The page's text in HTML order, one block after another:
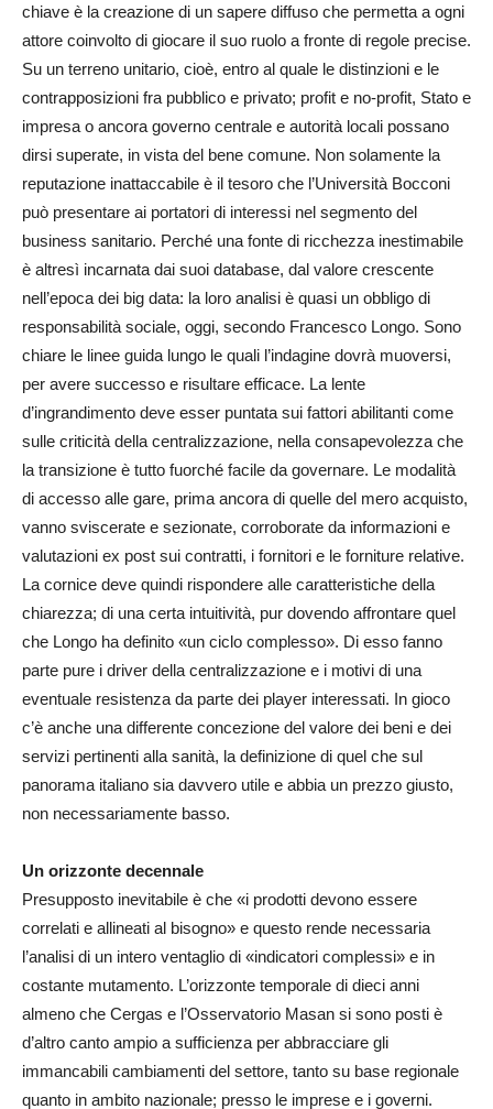
chiave è la creazione di un sapere diffuso che permetta a ogni
attore coinvolto di giocare il suo ruolo a fronte di regole precise.
Su un terreno unitario, cioè, entro al quale le distinzioni e le
contrapposizioni fra pubblico e privato; profit e no-profit, Stato e
impresa o ancora governo centrale e autorità locali possano
dirsi superate, in vista del bene comune. Non solamente la
reputazione inattaccabile è il tesoro che l’Università Bocconi
può presentare ai portatori di interessi nel segmento del
business sanitario. Perché una fonte di ricchezza inestimabile
è altresì incarnata dai suoi database, dal valore crescente
nell’epoca dei big data: la loro analisi è quasi un obbligo di
responsabilità sociale, oggi, secondo Francesco Longo. Sono
chiare le linee guida lungo le quali l’indagine dovrà muoversi,
per avere successo e risultare efficace. La lente
d’ingrandimento deve esser puntata sui fattori abilitanti come
sulle criticità della centralizzazione, nella consapevolezza che
la transizione è tutto fuorché facile da governare. Le modalità
di accesso alle gare, prima ancora di quelle del mero acquisto,
vanno sviscerate e sezionate, corroborate da informazioni e
valutazioni ex post sui contratti, i fornitori e le forniture relative.
La cornice deve quindi rispondere alle caratteristiche della
chiarezza; di una certa intuitività, pur dovendo affrontare quel
che Longo ha definito «un ciclo complesso». Di esso fanno
parte pure i driver della centralizzazione e i motivi di una
eventuale resistenza da parte dei player interessati. In gioco
c’è anche una differente concezione del valore dei beni e dei
servizi pertinenti alla sanità, la definizione di quel che sul
panorama italiano sia davvero utile e abbia un prezzo giusto,
non necessariamente basso.
Un orizzonte decennale
Presupposto inevitabile è che «i prodotti devono essere
correlati e allineati al bisogno» e questo rende necessaria
l’analisi di un intero ventaglio di «indicatori complessi» e in
costante mutamento. L’orizzonte temporale di dieci anni
almeno che Cergas e l’Osservatorio Masan si sono posti è
d’altro canto ampio a sufficienza per abbracciare gli
immancabili cambiamenti del settore, tanto su base regionale
quanto in ambito nazionale; presso le imprese e i governi.